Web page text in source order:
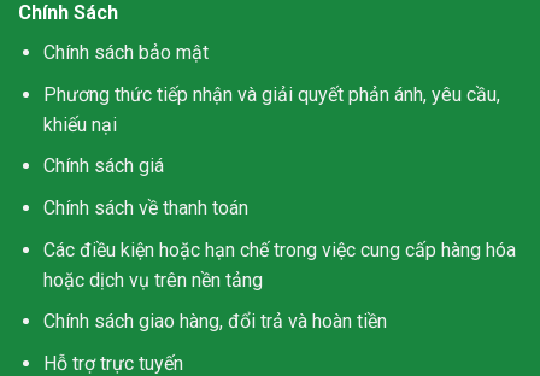
Chính Sách
Chính sách bảo mật
Phương thức tiếp nhận và giải quyết phản ánh, yêu cầu,
khiếu nại
Chính sách giá
Chính sách về thanh toán
Các điều kiện hoặc hạn chế trong việc cung cấp hàng hóa
hoặc dịch vụ trên nền tảng
Chính sách giao hàng, đổi trả và hoàn tiền
Hỗ trợ trực tuyến